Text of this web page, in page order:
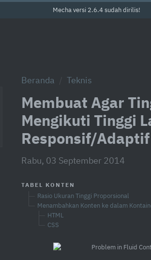
Mecha versi 2.6.4 sudah dirilis!
Beranda Teknis
Membuat Agar
Mengikuti Tinggi
Responsif/Adaptif
Rabu, 03 September 2014
TABEL KONTEN
Rasio Ukuran Tinggi Proporsional
Menambahkan Konten ke dalam
HTML
CSS